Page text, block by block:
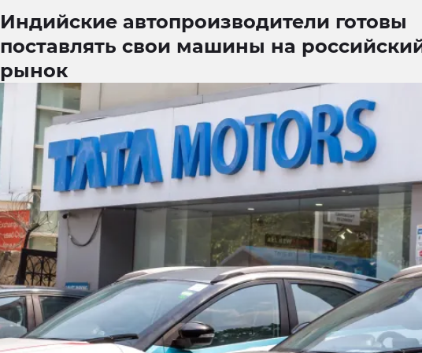
Индийские автопроизводители готовы
поставлять свои машины на
рынок